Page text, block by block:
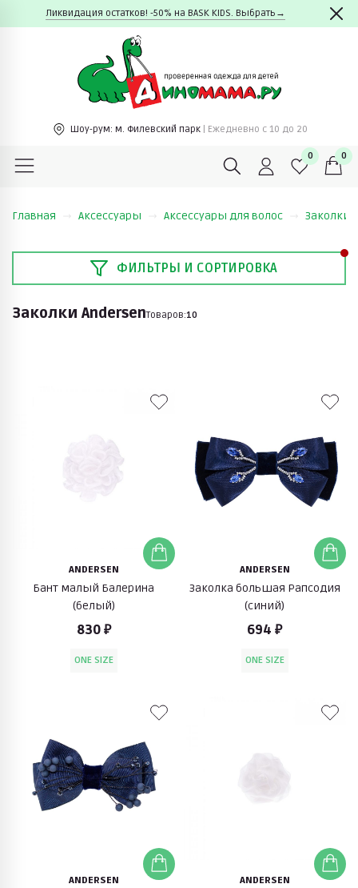
Ликвидация остатков! -50% на BASK KIDS. Выбрать→
Шоу-рум: м. Филевский парк | Ежедневно c 10 до 20
0 0
Главная Аксессуары Аксессуары для волос Заколки
ФИЛЬТРЫ И СОРТИРОВКА
Заколки AndersenТоваров:10
ANDERSEN
Бант малый Балерина
(белый)
830 ₽
ONE SIZE
ANDERSEN
Заколка большая Рапсодия
(синий)
694 ₽
ONE SIZE
ANDERSEN ANDERSEN